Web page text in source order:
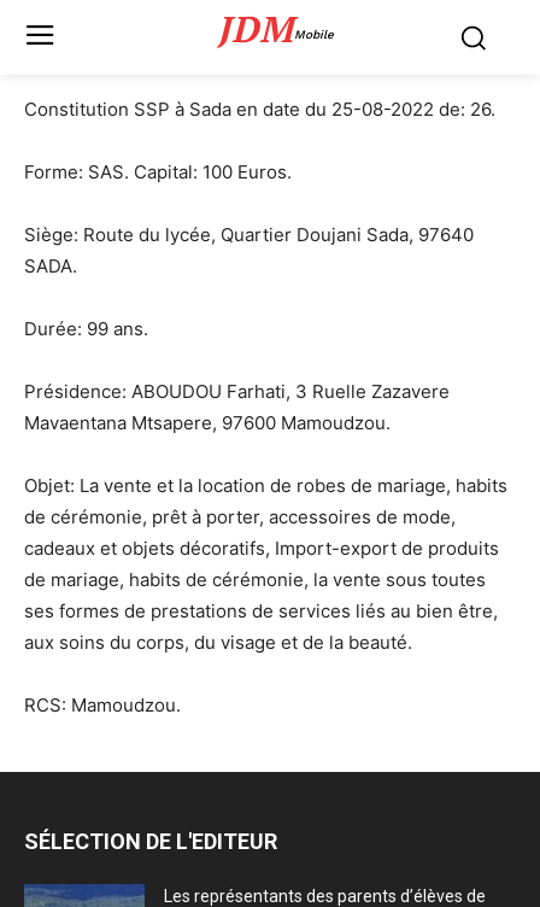
JDMMobile
Constitution SSP à Sada en date du 25-08-2022 de: 26.
Forme: SAS. Capital: 100 Euros.
Siège: Route du lycée, Quartier Doujani Sada, 97640
SADA.
Durée: 99 ans.
Présidence: ABOUDOU Farhati, 3 Ruelle Zazavere
Mavaentana Mtsapere, 97600 Mamoudzou.
Objet: La vente et la location de robes de mariage, habits
de cérémonie, prêt à porter, accessoires de mode,
cadeaux et objets décoratifs, Import-export de produits
de mariage, habits de cérémonie, la vente sous toutes
ses formes de prestations de services liés au bien être,
aux soins du corps, du visage et de la beauté.
RCS: Mamoudzou.
SÉLECTION DE L'EDITEUR
Les représentants des parents d’élèves de